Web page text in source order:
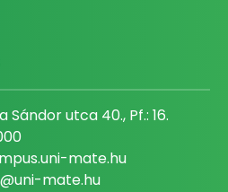
utca 40., Pf.: 16.
mate.hu
mate.hu